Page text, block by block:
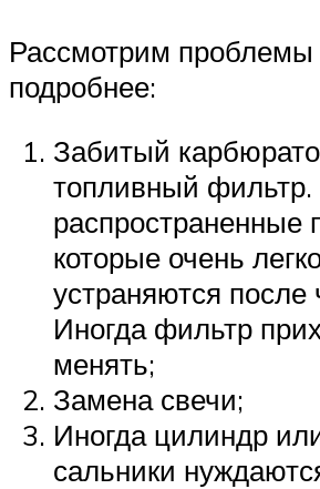
Рассмотрим
подробнее:
Забитый
топливный
распространенные
которые очень
устраняются после
Иногда фильтр
менять;
Замена свечи;
Иногда цилиндр
сальники